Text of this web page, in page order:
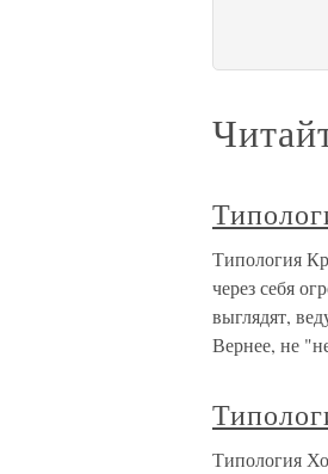
Типология
через себя
выглядят,
Вернее, не
Типология